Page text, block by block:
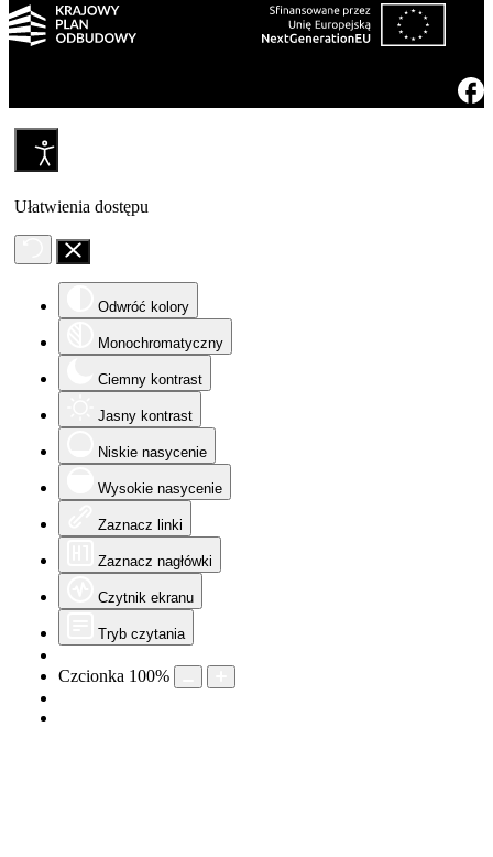
Ułatwienia dostępu
Odwróć kolory
Monochromatyczny
Ciemny kontrast
Jasny kontrast
Niskie nasycenie
Wysokie nasycenie
Zaznacz linki
Zaznacz nagłówki
Czytnik ekranu
Tryb czytania
Czcionka 100%